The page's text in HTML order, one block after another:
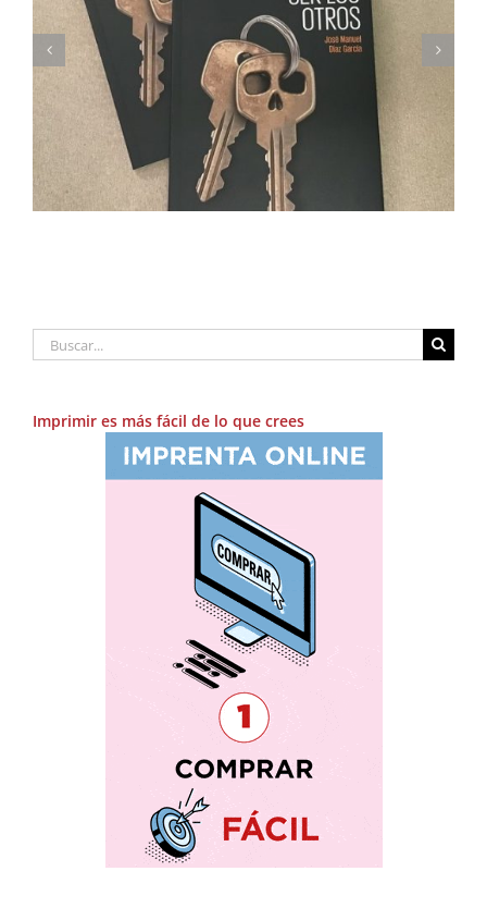
Imprimimos Proscripti, la nueva novela de Ian S.
Martin
Buscar:
Imprimir es más fácil de lo que crees